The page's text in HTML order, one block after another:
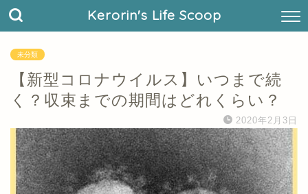
Kerorin's Life Scoop
未分類
【新型コロナウイルス】いつまで続
く？収束までの期間はどれくらい？
2020年2月3日